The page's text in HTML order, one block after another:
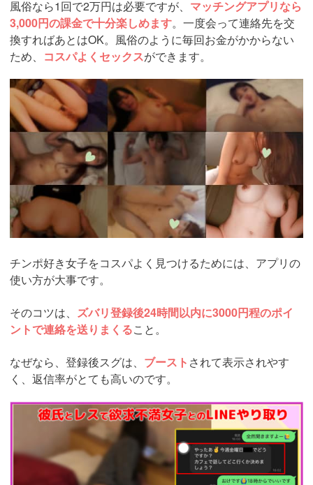
風俗なら1回で2万円は必要ですが、 マッチングアプリなら
3,000円の課金で十分楽しめます。一度会って連絡先を交
換すればあとはOK。風俗のように毎回お金がかからない
ため、 コスパよくセックスができます。
https://pcmax.jp/lp/?
ad_id=rm307152
チンポ好き女子をコスパよく見つけるためには、アプリの
使い方が大事です。
そのコツは、 ズバリ登録後24時間以内に3000円程のポイ
ントで連絡を送りまくること。
なぜなら、登録後スグは、 ブースト されて表示されやす
く、返信率がとても高いのです。
https://pcmax.jp/lp/?
ad_id=rm307152